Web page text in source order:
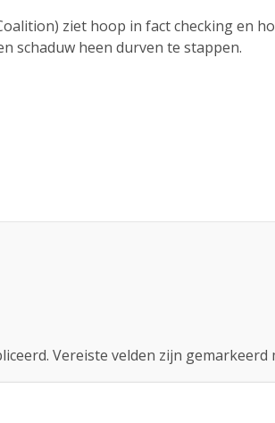
ziet hoop in fact checking en
schaduw heen durven te stappen.
Vereiste velden zijn gemarkeerd